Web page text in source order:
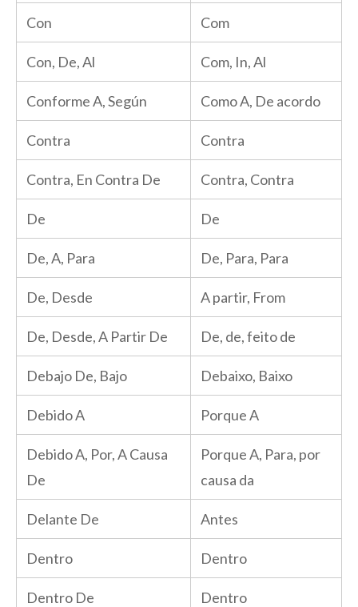
Con Com
Con, De, Al Com, In, Al
Conforme A, Según Como A, De acordo
Contra Contra
Contra, En Contra De Contra, Contra
De De
De, A, Para De, Para, Para
De, Desde A partir, From
De, Desde, A Partir De De, de, feito de
Debajo De, Bajo Debaixo, Baixo
Debido A Porque A
Debido A, Por, A Causa
De
Porque A, Para, por
causa da
Delante De Antes
Dentro Dentro
Dentro De Dentro